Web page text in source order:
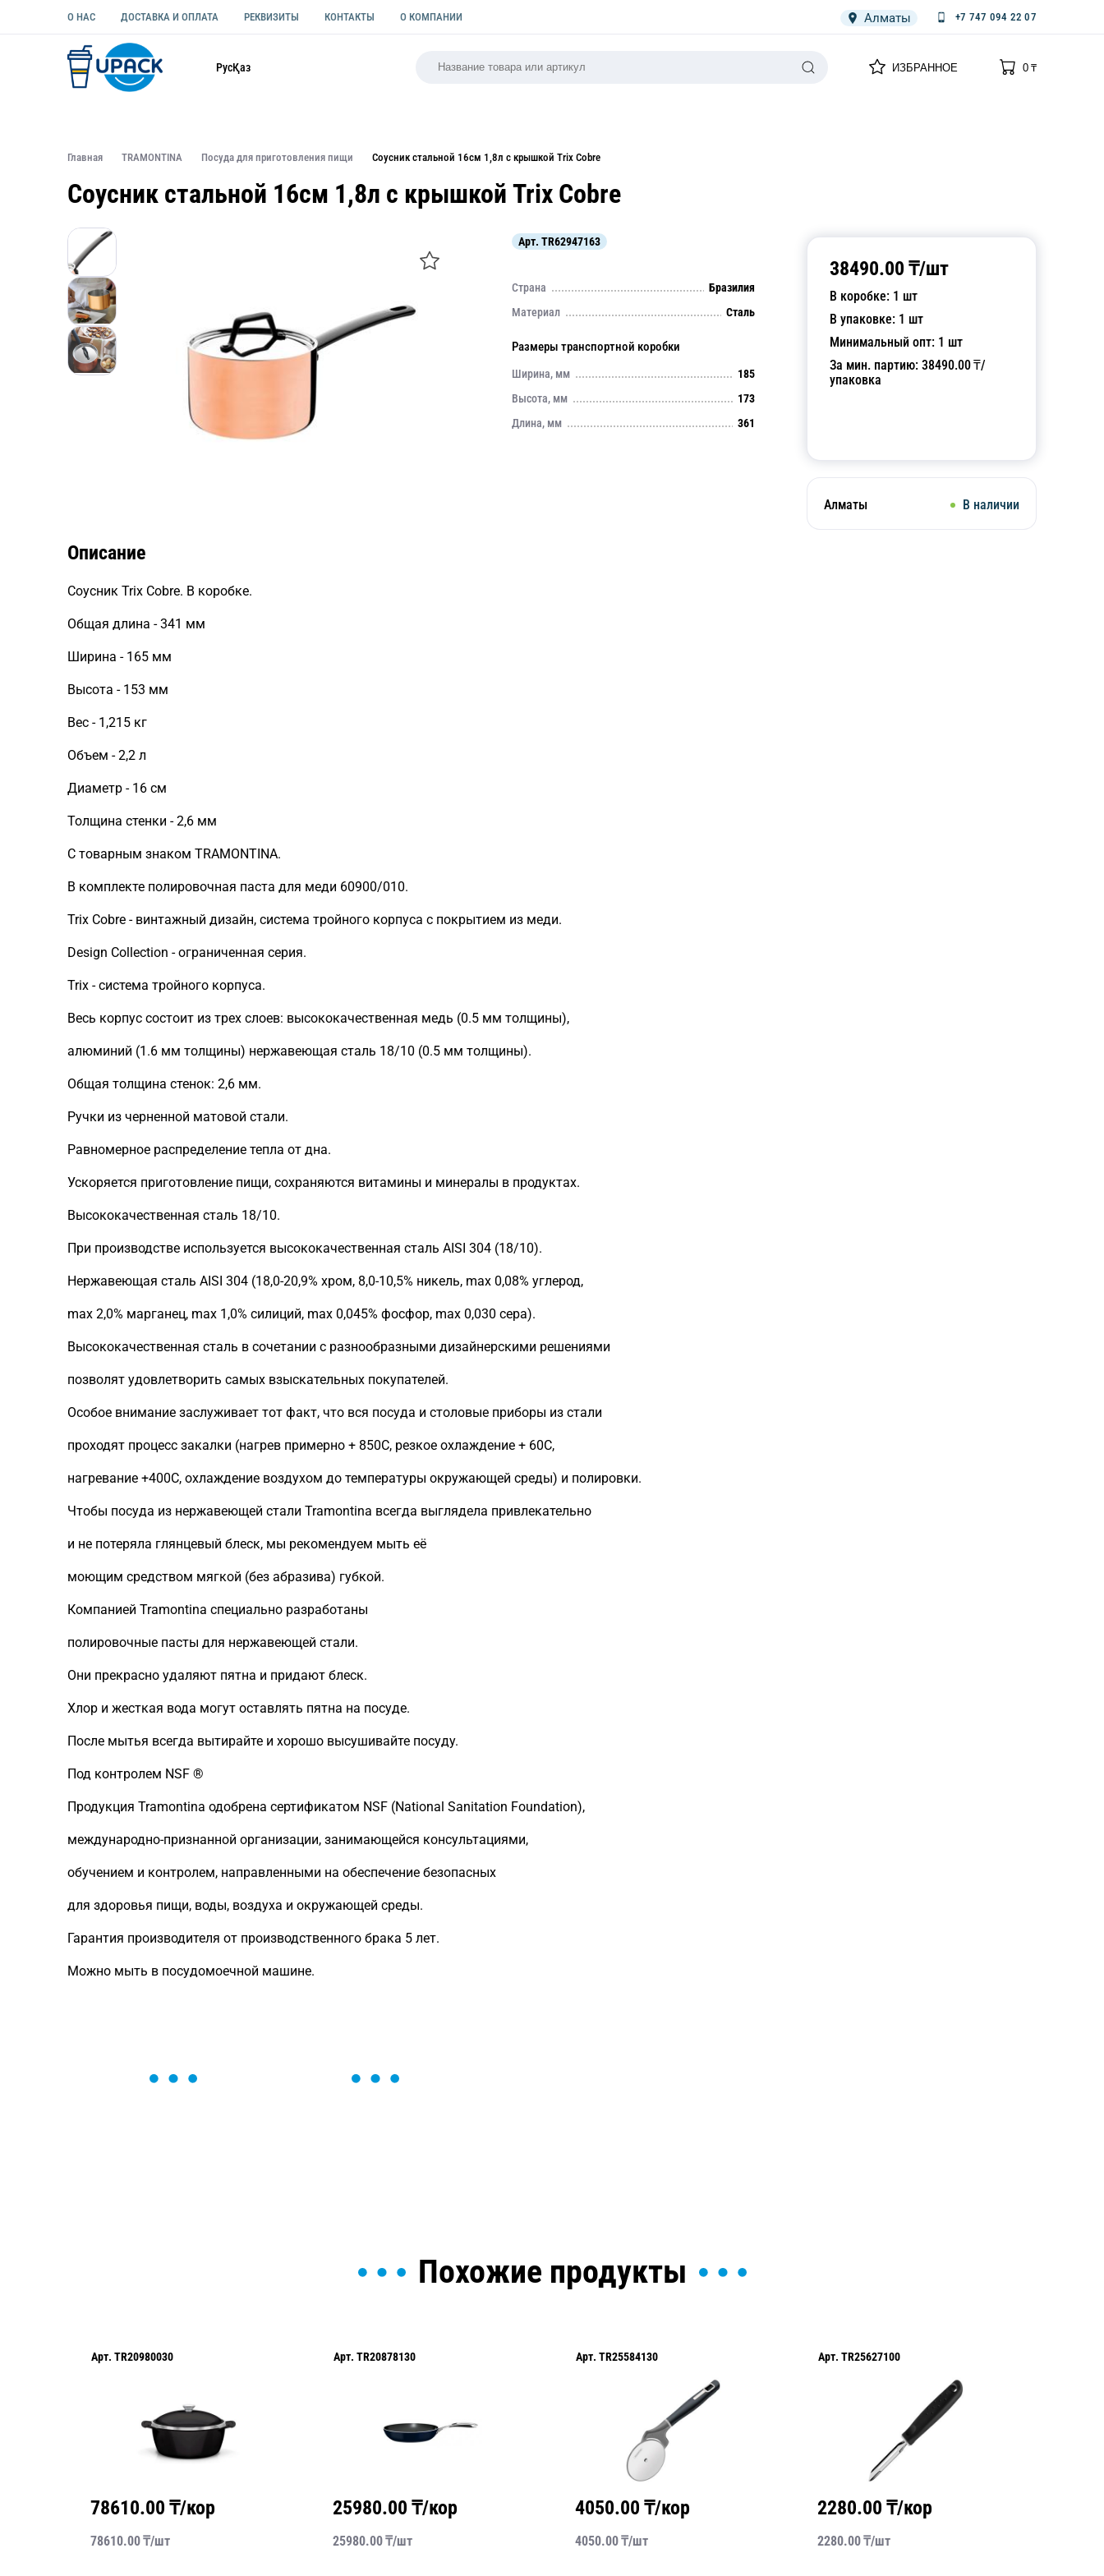
О НАС ДОСТАВКА И ОПЛАТА РЕКВИЗИТЫ КОНТАКТЫ О КОМПАНИИ Алматы +7 747 094 22 07
РусҚаз ИЗБРАННОЕ
0
0₸
Главная TRAMONTINA Посуда для приготовления пищи Соусник стальной 16см 1,8л с крышкой Trix Cobre
Соусник стальной 16см 1,8л с крышкой Trix Cobre
38490.00 ₸/шт
В коробке: 1 шт
В упаковке: 1 шт
Минимальный опт: 1 шт
За мин. партию: 38490.00₸/
упаковка
Алматы В наличии
Арт. TR62947163
Страна
Бразилия
Материал
Сталь
Размеры транспортной коробки
Ширина, мм
185
Высота, мм
173
Длина, мм
361
Описание
Соусник Trix Cobre. В коробке.
Общая длина - 341 мм
Ширина - 165 мм
Высота - 153 мм
Вес - 1,215 кг
Объем - 2,2 л
Диаметр - 16 см
Толщина стенки - 2,6 мм
С товарным знаком TRAMONTINA.
В комплекте полировочная паста для меди 60900/010.
Trix Cobre - винтажный дизайн, система тройного корпуса с покрытием из меди.
Design Collection - ограниченная серия.
Trix - система тройного корпуса.
Весь корпус состоит из трех слоев: высококачественная медь (0.5 мм толщины),
алюминий (1.6 мм толщины) нержавеющая сталь 18/10 (0.5 мм толщины).
Общая толщина стенок: 2,6 мм.
Ручки из черненной матовой стали.
Равномерное распределение тепла от дна.
Ускоряется приготовление пищи, сохраняются витамины и минералы в продуктах.
Высококачественная сталь 18/10.
При производстве используется высококачественная сталь AISI 304 (18/10).
Нержавеющая сталь AISI 304 (18,0-20,9% хром, 8,0-10,5% никель, max 0,08% углерод,
max 2,0% марганец, max 1,0% силиций, max 0,045% фосфор, max 0,030 сера).
Высококачественная сталь в сочетании с разнообразными дизайнерскими решениями
позволят удовлетворить самых взыскательных покупателей.
Особое внимание заслуживает тот факт, что вся посуда и столовые приборы из стали
проходят процесс закалки (нагрев примерно + 850C, резкое охлаждение + 60С,
нагревание +400C, охлаждение воздухом до температуры окружающей среды) и полировки.
Чтобы посуда из нержавеющей стали Tramontina всегда выглядела привлекательно
и не потеряла глянцевый блеск, мы рекомендуем мыть её
моющим средством мягкой (без абразива) губкой.
Компанией Tramontina специально разработаны
полировочные пасты для нержавеющей стали.
Они прекрасно удаляют пятна и придают блеск.
Хлор и жесткая вода могут оставлять пятна на посуде.
После мытья всегда вытирайте и хорошо высушивайте посуду.
Под контролем NSF ®
Продукция Tramontina одобрена сертификатом NSF (National Sanitation Foundation),
международно-признанной организации, занимающейся консультациями,
обучением и контролем, направленными на обеспечение безопасных
для здоровья пищи, воды, воздуха и окружающей среды.
Гарантия производителя от производственного брака 5 лет.
Можно мыть в посудомоечной машине.
Похожие продукты
Арт. TR20980030
78610.00 ₸/кор
78610.00₸/шт
Арт. TR20878130
25980.00 ₸/кор
25980.00₸/шт
Арт. TR25584130
4050.00 ₸/кор
4050.00₸/шт
Арт. TR25627100
2280.00 ₸/кор
2280.00₸/шт